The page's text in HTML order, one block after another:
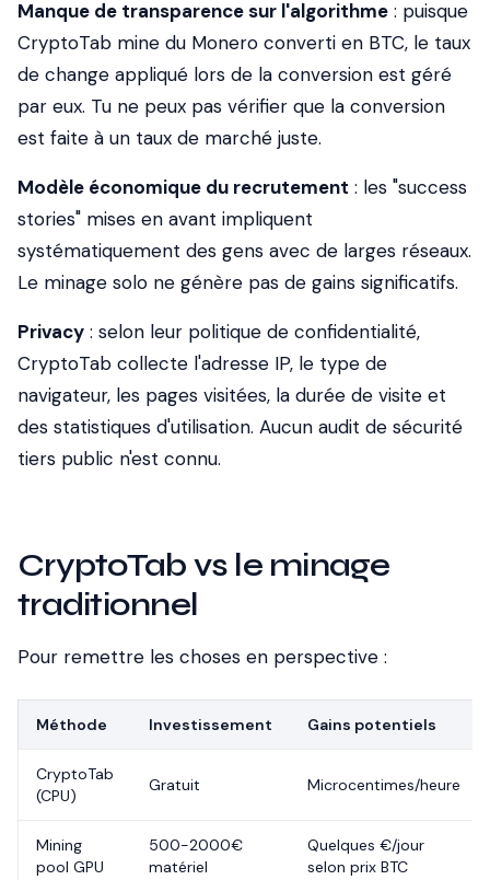
Manque de transparence sur l'algorithme : puisque
CryptoTab mine du Monero converti en BTC, le taux
de change appliqué lors de la conversion est géré
par eux. Tu ne peux pas vérifier que la conversion
est faite à un taux de marché juste.
Modèle économique du recrutement : les "success
stories" mises en avant impliquent
systématiquement des gens avec de larges réseaux.
Le minage solo ne génère pas de gains significatifs.
Privacy : selon leur politique de confidentialité,
CryptoTab collecte l'adresse IP, le type de
navigateur, les pages visitées, la durée de visite et
des statistiques d'utilisation. Aucun audit de sécurité
tiers public n'est connu.
CryptoTab vs le minage
traditionnel
Pour remettre les choses en perspective :
Méthode Investissement Gains potentiels
CryptoTab
(CPU)
Gratuit Microcentimes/heure
Mining
pool GPU
500-2000€
matériel
Quelques €/jour
selon prix BTC